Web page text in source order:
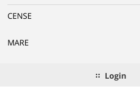
CENSE
MARE
Login